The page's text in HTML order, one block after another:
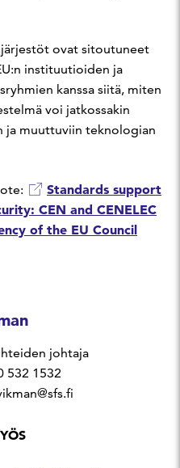
ovat sitoutuneet
instituutioiden ja
kanssa siitä, miten
voi jatkossakin
ja muuttuviin teknologian
Standards support
CEN and CENELEC
of the EU Council
johtaja
532 1532